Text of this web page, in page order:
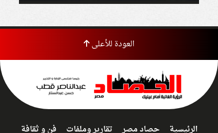
العودة للأعلى
الرئيسية حصاد مصر تقارير وملفات فن و ثقافة